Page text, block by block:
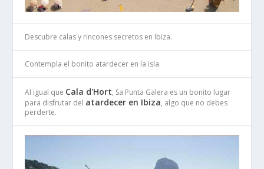
Descubre calas y rincones secretos en Ibiza.
Contempla el bonito atardecer en la isla.
Al igual que Cala d'Hort, Sa Punta Galera es un bonito lugar
para disfrutar del atardecer en Ibiza, algo que no debes
perderte.